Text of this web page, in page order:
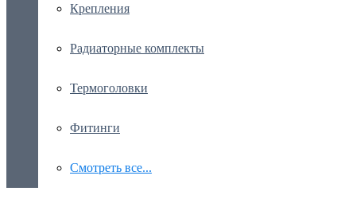
Крепления
Радиаторные комплекты
Термоголовки
Фитинги
Смотреть все...